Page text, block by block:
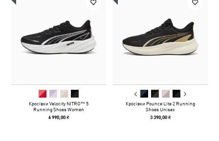
Кросівки Velocity NITRO™ 5
Running Shoes Women
6 990,00 ₴
Кросівки Pounce Lite 2 Running
Shoes Unisex
3 390,00 ₴